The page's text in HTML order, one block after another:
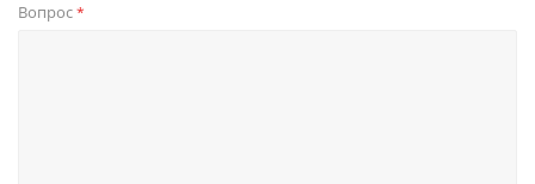
Вопрос*